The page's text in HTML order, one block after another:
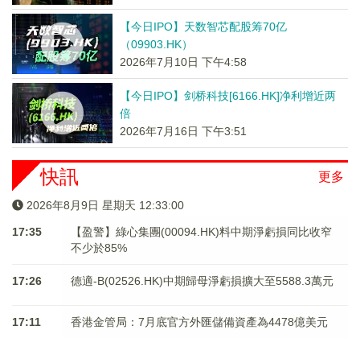
【今日IPO】天数智芯配股筹70亿
（09903.HK）
2026年7月10日 下午4:58
【今日IPO】剑桥科技[6166.HK]净利增近两
倍
2026年7月16日 下午3:51
更多
快訊
2026年8月9日 星期天 12:33:00
17:35
【盈警】綠心集團(00094.HK)料中期淨虧損同比收窄
不少於85%
17:26 德適-B(02526.HK)中期歸母淨虧損擴大至5588.3萬元
17:11 香港金管局：7月底官方外匯儲備資產為4478億美元